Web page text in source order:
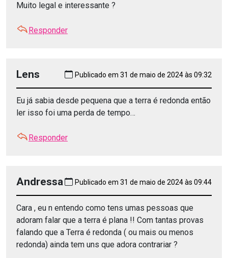
Muito legal e interessante ?
Responder
Lens Publicado em 31 de maio de 2024 às 09:32
Eu já sabia desde pequena que a terra é redonda então
ler isso foi uma perda de tempo…
Responder
Andressa Publicado em 31 de maio de 2024 às 09:44
Cara , eu n entendo como tens umas pessoas que
adoram falar que a terra é plana !! Com tantas provas
falando que a Terra é redonda ( ou mais ou menos
redonda) ainda tem uns que adora contrariar ?